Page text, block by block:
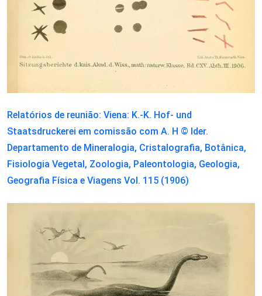
Relatórios de reunião: Viena: K.-K. Hof- und
Staatsdruckerei em comissão com A. H © lder.
Departamento de Mineralogia, Cristalografia, Botânica,
Fisiologia Vegetal, Zoologia, Paleontologia, Geologia,
Geografia Física e Viagens Vol. 115 (1906)